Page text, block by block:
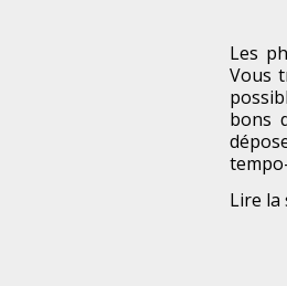
Les
Vous
bons
Lire la